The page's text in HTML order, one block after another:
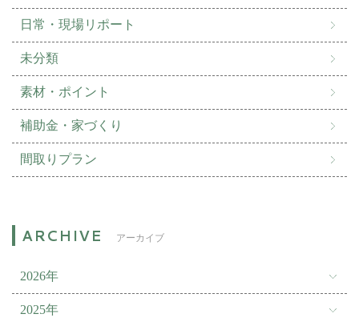
日常・現場リポート
未分類
素材・ポイント
補助金・家づくり
間取りプラン
アーカイブ
2026年
2025年